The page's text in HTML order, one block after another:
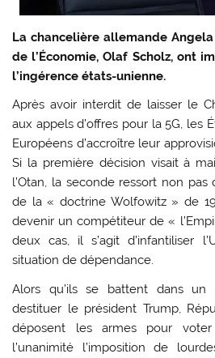
La chancelière allemande
de l’Économie, Olaf Scholz, ont
l’ingérence états-unienne.
Après avoir interdit de laisser le
aux appels d’offres pour la 5G, les
Européens d’accroître leur
Si la première décision visait à
l’Otan, la seconde ressort non pas
de la « doctrine Wolfowitz » de
devenir un compétiteur de «
deux cas, il s’agit d’infantiliser
situation de dépendance.
Alors qu’ils se battent dans un
destituer le président Trump,
déposent les armes pour
l’unanimité l’imposition de